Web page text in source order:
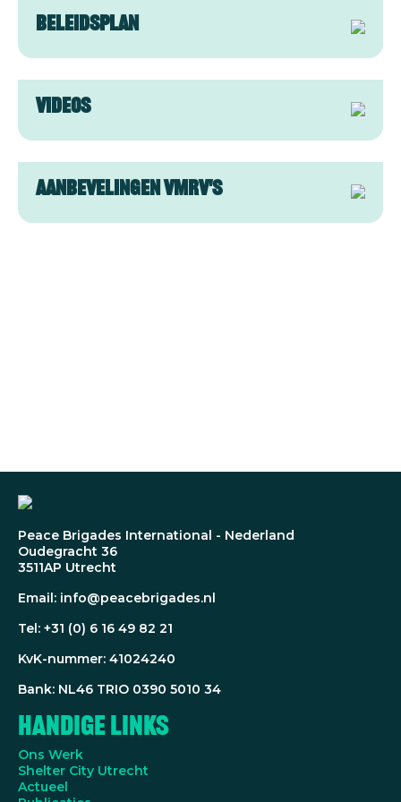
Beleidsplan
Videos
Aanbevelingen VMRV's
Peace Brigades International - Nederland
Oudegracht 36
3511AP Utrecht
Email: info@peacebrigades.nl
Tel: +31 (0) 6 16 49 82 21
KvK-nummer: 41024240
Bank: NL46 TRIO 0390 5010 34
Handige Links
Ons Werk
Shelter City Utrecht
Actueel